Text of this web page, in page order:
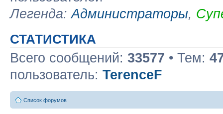
Легенда:Администраторы,
СТАТИСТИКА
Всего сообщений: 33577 • Тем:
пользователь: TerenceF
Список форумов